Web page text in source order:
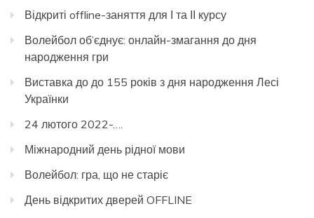
Відкриті offline-заняття для І та ІІ курсу
Волейбол об’єднує: онлайн-змагання до дня
народження гри
Виставка до до 155 років з дня народження Лесі
Українки
24 лютого 2022-….
Міжнародний день рідної мови
Волейбол: гра, що не старіє
День відкритих дверей OFFLINE